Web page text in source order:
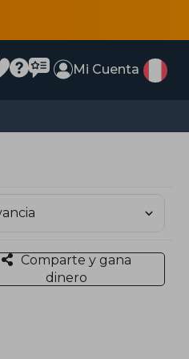
Mi Cuenta
Comparte y gana
dinero